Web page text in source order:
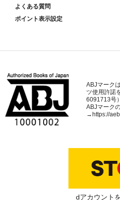
よくある質問
ポイント表示設定
ABJマーク
ツ使用許諾
6091713号
ABJマーク
→https://
dアカウント